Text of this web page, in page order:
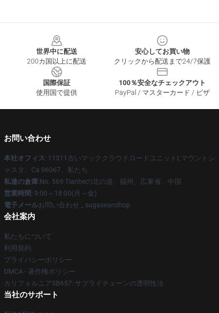
世界中に配送
200カ国以上に配送
安心してお買い物
クリックから配送まで24/7保護
国際保証
使用国で提供
100％安全なチェックアウト
PayPal / マスターカード / ビザ
お問い合わせ
本社オフィス: 11311古いマッククラウドロードユニットLマウントシ
ャスタ、Ca 96067、私たち
私達の倉庫:No. 569 Tianheの北の道、福州、広東省、中国
営業時間: 9:00～18:00(月～金)
電子メールお問い合わせ _ sugaseanshop
会社案内
私たちについて
利用規約
プライバシーポリシー
DMCA - 著作権ポリシー
カリフォルニアSB657: サプライチェーンの透明性法
当社のサポート